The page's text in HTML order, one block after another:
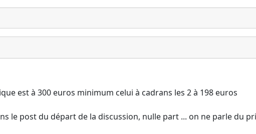
est à 300 euros minimum celui à cadrans les 2 à 198 euros
le post du départ de la discussion, nulle part ... on ne parle du